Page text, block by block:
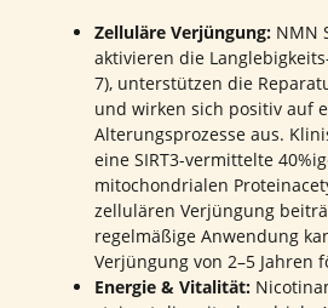
Zelluläre Verjüngung: NMN
aktivieren die
7), unterstützen die
und wirken sich positiv auf
Alterungsprozesse aus.
eine SIRT3-vermittelte
mitochondrialen
zellulären Verjüngung
regelmäßige Anwendung
Verjüngung von 2–5 Jahren
Energie & Vitalität: